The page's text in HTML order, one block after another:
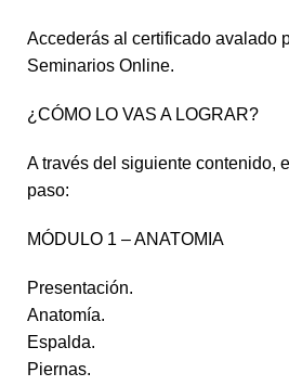
Accederás al certificado avalado
Seminarios Online.
¿CÓMO LO VAS A LOGRAR?
A través del siguiente contenido,
paso:
MÓDULO 1 – ANATOMIA
Presentación.
Anatomía.
Espalda.
Piernas.